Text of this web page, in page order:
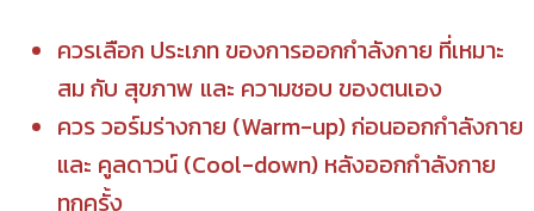
ควรเลือก ประเภท ของการออกกำลังกาย ที่เหมาะ
สม กับ สุขภาพ และ ความชอบ ของตนเอง
ควร วอร์มร่างกาย (Warm-up) ก่อนออกกำลังกาย
และ คูลดาวน์ (Cool-down) หลังออกกำลังกาย
ทุกครั้ง